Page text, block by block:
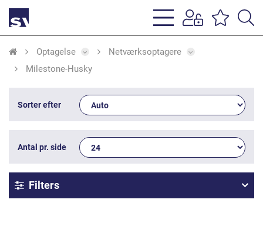
Optagelse
Netværksoptagere
Milestone-Husky
Sorter efter
Antal pr. side
Filters